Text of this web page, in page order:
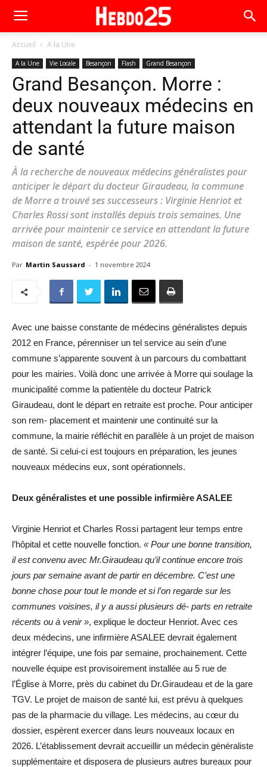
Accueil A la Une
A la Une Vie Locale Besançon Flash Grand Besançon
Grand Besançon. Morre :
deux nouveaux médecins en
attendant la future maison
de santé
À la recherche de nouveaux médecins généralistes pour
anticiper le départ du docteur Giraudeau, la commune
de Morre a trouvé ses successeurs : Virginie Henriot et
Charles Rossi sont installés depuis trois semaines. Une
arrivée pour maintenir ce service en attendant la future
maison de santé, espérée pour 2026.
Par Martin Saussard - 1 novembre 2024
Avec une baisse constante de médecins généralistes depuis
2012 en France, pérenniser un tel service au sein d’une
commune s’apparente souvent à un parcours du combattant
pour les mairies. Voilà donc une arrivée à Morre qui soulage la
municipalité comme la patientèle du docteur Patrick
Giraudeau, dont le départ en retraite est proche. Pour anticiper
son rem- placement et maintenir une continuité sur la
commune, la mairie réfléchit en parallèle à un projet de maison
de santé. Si celui-ci est toujours en préparation, les jeunes
nouveaux médecins eux, sont opérationnels.
Deux généralistes et une possible infirmière ASALEE
Virginie Henriot et Charles Rossi partagent leur temps entre
l’hôpital et cette nouvelle fonction. « Pour une bonne transition,
il est convenu avec Mr.Giraudeau qu’il continue encore trois
jours par semaine avant de partir en décembre. C’est une
bonne chose pour tout le monde et si l’on regarde sur les
communes voisines, il y a aussi plusieurs dé- parts en retraite
récents ou à venir », explique le docteur Henriot. Avec ces
deux médecins, une infirmière ASALEE devrait également
intégrer l’équipe, une fois par semaine, prochainement. Cette
nouvelle équipe est provisoirement installée au 5 rue de
l’Église à Morre, près du cabinet du Dr.Giraudeau et de la gare
TGV. Le projet de maison de santé lui, est prévu à quelques
pas de la pharmacie du village. Les médecins, au cœur du
dossier, espèrent exercer dans leurs nouveaux locaux en
2026. L’établissement devrait accueillir un médecin généraliste
supplémentaire et disposera de plusieurs autres bureaux pour